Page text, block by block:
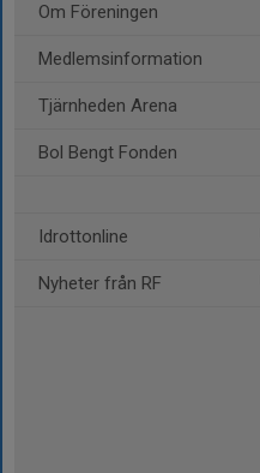
Om Föreningen
Medlemsinformation
Tjärnheden Arena
Bol Bengt Fonden
Idrottonline
Nyheter från RF